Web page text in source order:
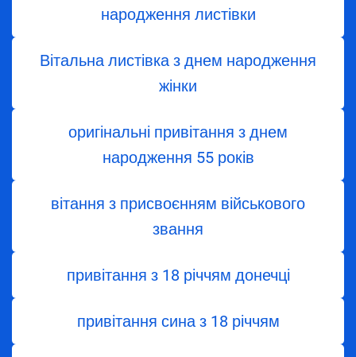
народження листівки
Вітальна листівка з днем народження
жінки
оригінальні привітання з днем
народження 55 років
вітання з присвоєнням військового
звання
привітання з 18 річчям донечці
привітання сина з 18 річчям